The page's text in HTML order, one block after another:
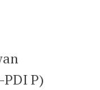
P)